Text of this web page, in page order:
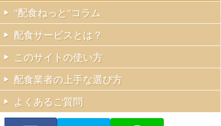
"配食ねっと"コラム
配食サービスとは？
このサイトの使い方
配食業者の上手な選び方
よくあるご質問